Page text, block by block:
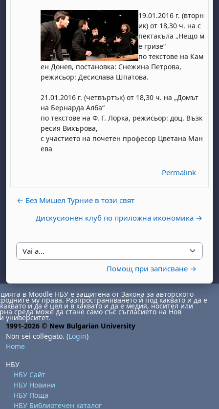
19.01.2016 г. (вторн
ик) от 18,30 ч. на с
пектакъла „Нещо м
е гризе“
по текстове на Кам
ен Донев, постановка: Снежина Петрова,
режисьор: Десислава Шпатова.
21.01.2016 г. (четвъртък) от 18,30 ч. на „Домът
на Бернарда Алба“
по текстове на Ф. Г. Лорка, режисьор: доц. Възк
ресия Вихърова,
с участието на почетен професор Цветана Ман
ева
Permalink
← Без Мишел Турние в този свят
Дискусионен клуб по приложна икономика →
Vai a...
Помощ при записване →
1 agosto
domenica 2 agosto
7 agosto
8 agosto
domenica 9 agosto
14 agosto
15 agosto
domenica 16 agosto
21 agosto
22 agosto
domenica 23 agosto
28 agosto
29 agosto
domenica 30 agosto
в Moodle НБУ е защитена от Закона за авторското
му права. Разпространяването й под каквато и да е
и да е цел и в каквато и да е медия, носител или
среда може да стане само със съгласието на Нов
университет.
1991-2026 © New Bulgarian University
Non sei collegato. (Login)
Home
НБУ
НБУ Сайт
НБУ Новини
НБУ Поща
НБУ Библиотечен каталог